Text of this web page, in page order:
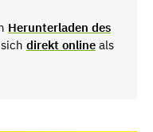
Herunterladen des
direkt online als